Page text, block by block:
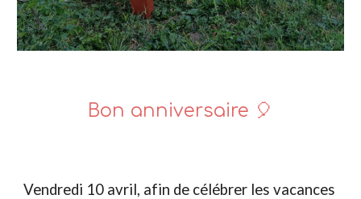
Bon anniversaire 🎈
Vendredi 10 avril, afin de célébrer les vacances